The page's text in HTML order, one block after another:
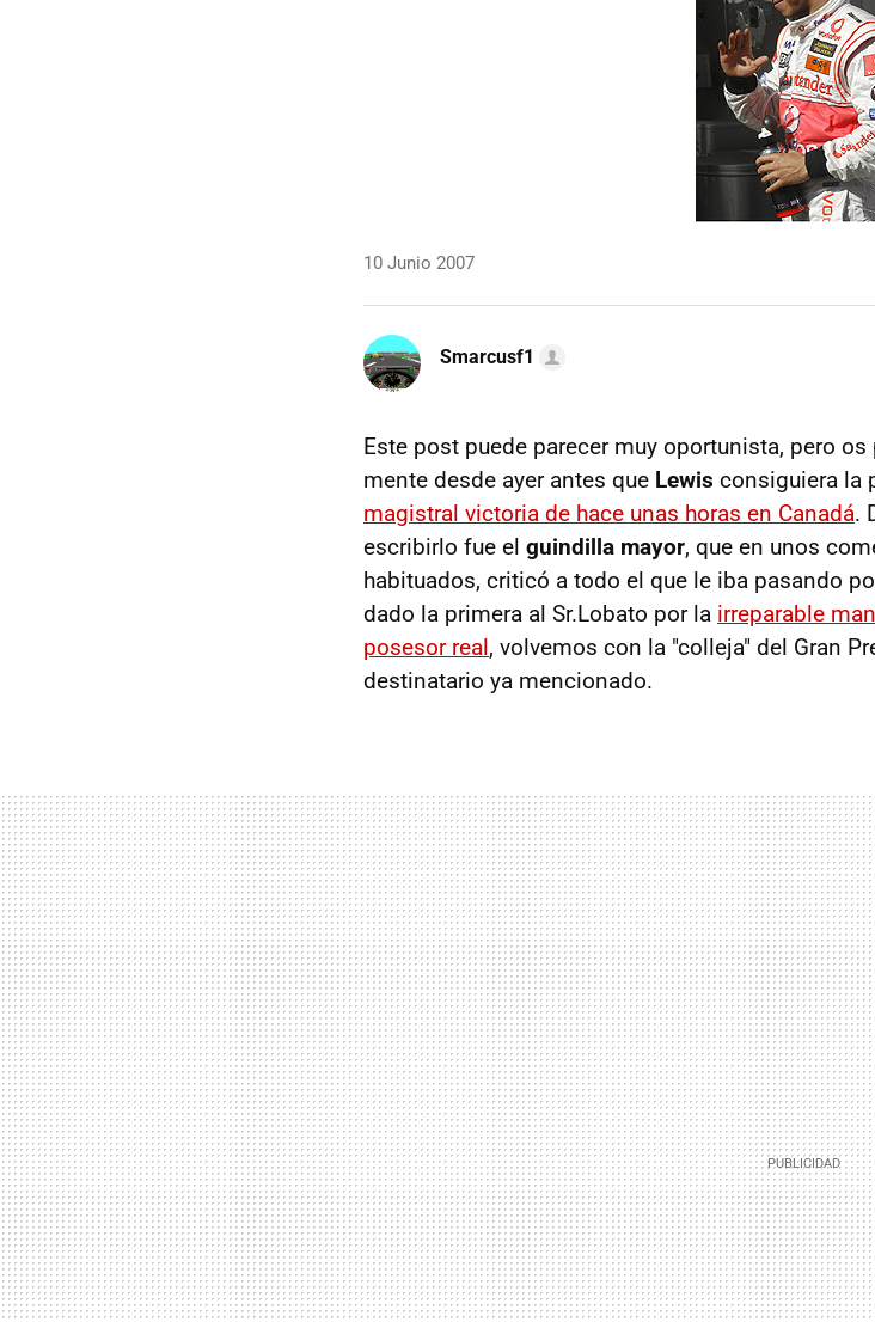
10 Junio 2007
Smarcusf1
Este post puede parecer muy oportunista, pero
mente desde ayer antes que Lewis consiguiera la
magistral victoria de hace unas horas en Canadá.
escribirlo fue el guindilla mayor, que en unos
habituados, criticó a todo el que le iba pasando
dado la primera al Sr.Lobato por la irreparable
posesor real, volvemos con la "colleja" del Gran
destinatario ya mencionado.